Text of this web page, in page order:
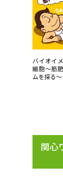
る
ージ（高3生用）
）
バイオイ
細胞～筋
ムを探る～
関心